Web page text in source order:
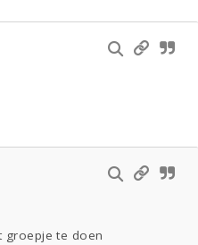
groepje te doen